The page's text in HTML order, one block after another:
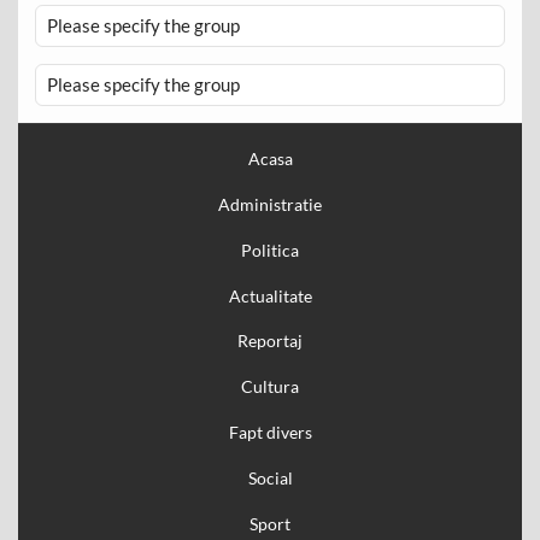
Please specify the group
Please specify the group
Acasa
Administratie
Politica
Actualitate
Reportaj
Cultura
Fapt divers
Social
Sport